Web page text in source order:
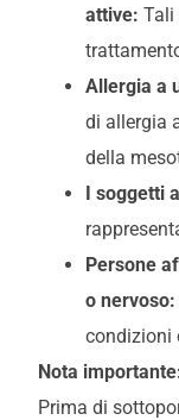
attive: Tali
Allergia a
di allergia
della
I soggetti
Persone
o nervoso:
condizioni
Nota
Prima di